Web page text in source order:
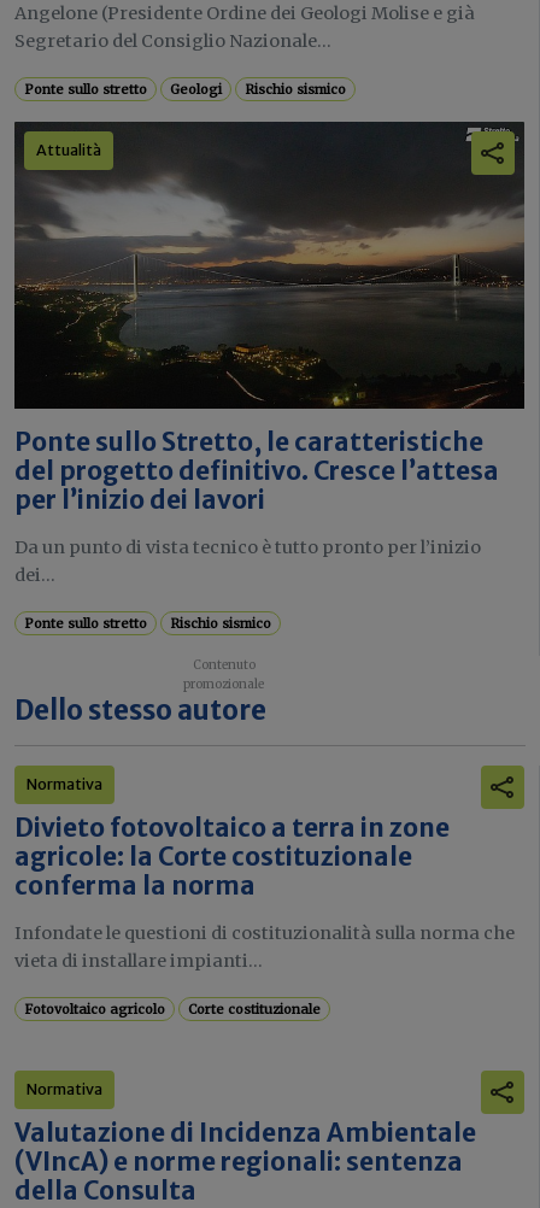
Angelone (Presidente Ordine dei Geologi Molise e già
Segretario del Consiglio Nazionale...
Ponte sullo stretto Geologi Rischio sismico
Attualità
Ponte sullo Stretto, le caratteristiche
del progetto definitivo. Cresce l’attesa
per l’inizio dei lavori
Da un punto di vista tecnico è tutto pronto per l’inizio
dei...
Ponte sullo stretto Rischio sismico
Dello stesso autore
Normativa
Divieto fotovoltaico a terra in zone
agricole: la Corte costituzionale
conferma la norma
Infondate le questioni di costituzionalità sulla norma che
vieta di installare impianti...
Fotovoltaico agricolo Corte costituzionale
Normativa
Valutazione di Incidenza Ambientale
(VIncA) e norme regionali: sentenza
della Consulta